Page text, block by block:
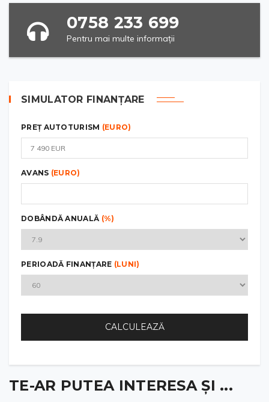
0758 233 699
Pentru mai multe informații
SIMULATOR FINANȚARE
PREȚ AUTOTURISM (EURO)
AVANS (EURO)
DOBÂNDĂ ANUALĂ (%)
PERIOADĂ FINANȚARE (LUNI)
CALCULEAZĂ
TE-AR PUTEA INTERESA ȘI ...